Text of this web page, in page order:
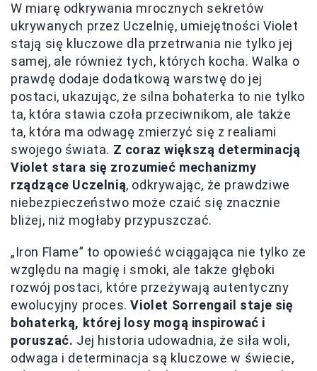
W miarę odkrywania mrocznych sekretów
ukrywanych przez Uczelnię, umiejętności Violet
stają się kluczowe dla przetrwania nie tylko jej
samej, ale również tych, których kocha. Walka o
prawdę dodaje dodatkową warstwę do jej
postaci, ukazując, że silna bohaterka to nie tylko
ta, która stawia czoła przeciwnikom, ale także
ta, która ma odwagę zmierzyć się z realiami
swojego świata. Z coraz większą determinacją
Violet stara się zrozumieć mechanizmy
rządzące Uczelnią, odkrywając, że prawdziwe
niebezpieczeństwo może czaić się znacznie
bliżej, niż mogłaby przypuszczać.
„Iron Flame” to opowieść wciągająca nie tylko ze
względu na magię i smoki, ale także głęboki
rozwój postaci, które przeżywają autentyczny
ewolucyjny proces.Violet Sorrengail staje się
bohaterką, której losy mogą inspirować i
poruszać. Jej historia udowadnia, że siła woli,
odwaga i determinacja są kluczowe w świecie,